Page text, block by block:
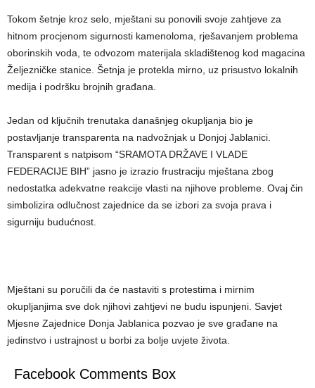
Tokom šetnje kroz selo, mještani su ponovili svoje zahtjeve za
hitnom procjenom sigurnosti kamenoloma, rješavanjem problema
oborinskih voda, te odvozom materijala skladištenog kod magacina
Željezničke stanice. Šetnja je protekla mirno, uz prisustvo lokalnih
medija i podršku brojnih građana.
Jedan od ključnih trenutaka današnjeg okupljanja bio je
postavljanje transparenta na nadvožnjak u Donjoj Jablanici.
Transparent s natpisom “SRAMOTA DRŽAVE I VLADE
FEDERACIJE BIH” jasno je izrazio frustraciju mještana zbog
nedostatka adekvatne reakcije vlasti na njihove probleme. Ovaj čin
simbolizira odlučnost zajednice da se izbori za svoja prava i
sigurniju budućnost.
Mještani su poručili da će nastaviti s protestima i mirnim
okupljanjima sve dok njihovi zahtjevi ne budu ispunjeni. Savjet
Mjesne Zajednice Donja Jablanica pozvao je sve građane na
jedinstvo i ustrajnost u borbi za bolje uvjete života.
Facebook Comments Box